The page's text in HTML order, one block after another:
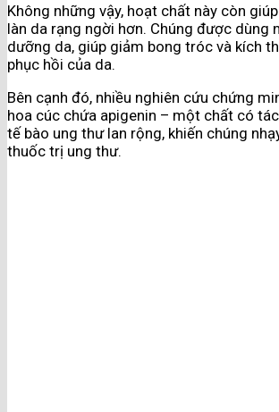
Không những vậy, hoạt chất này còn
làn da rạng ngời hơn. Chúng được dùng
dưỡng da, giúp giảm bong tróc và kích
phục hồi của da.
Bên cạnh đó, nhiều nghiên cứu chứng
hoa cúc chứa apigenin – một chất có
tế bào ung thư lan rộng, khiến chúng
thuốc trị ung thư.